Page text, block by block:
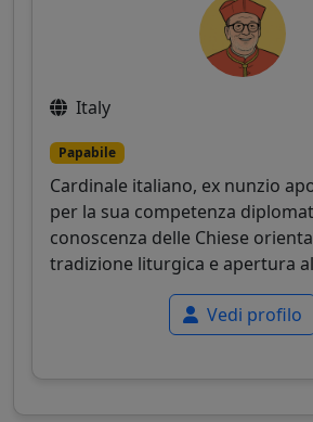
Italy
Papabile
Cardinale italiano, ex nunzio
per la sua competenza
conoscenza delle Chiese
tradizione liturgica e apertura
Vedi profilo